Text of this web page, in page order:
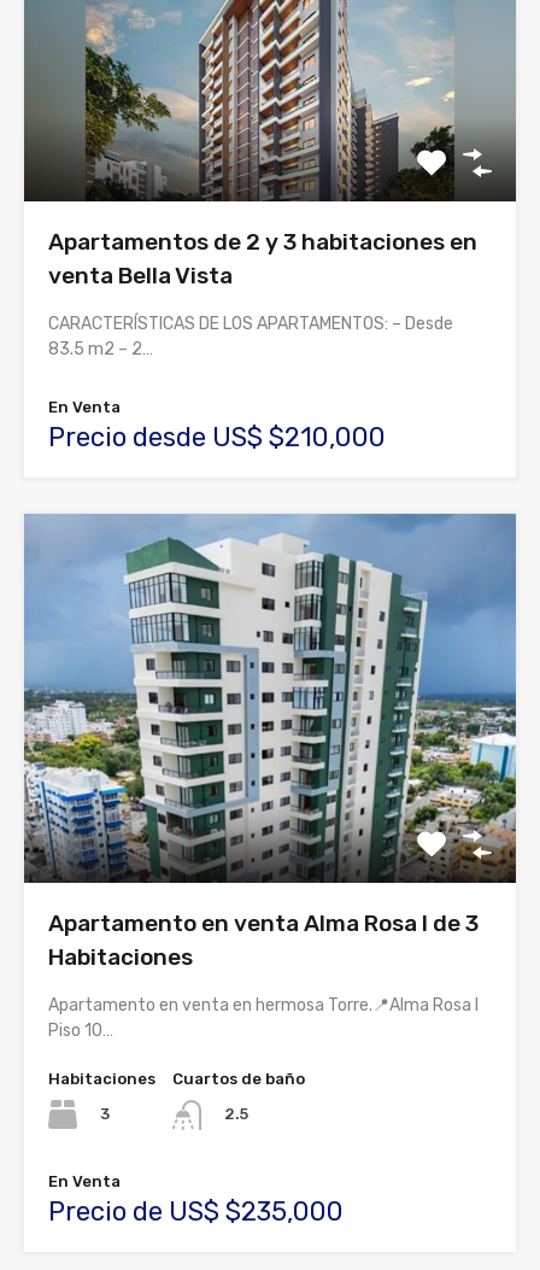
Apartamentos de 2 y 3 habitaciones en
venta Bella Vista
CARACTERÍSTICAS DE LOS APARTAMENTOS: – Desde
83.5 m2 – 2…
En Venta
Precio desde US$ $210,000
Apartamento en venta Alma Rosa I de 3
Habitaciones
Apartamento en venta en hermosa Torre.📍Alma Rosa I
Piso 10…
Habitaciones
3
Cuartos de baño
2.5
En Venta
Precio de US$ $235,000